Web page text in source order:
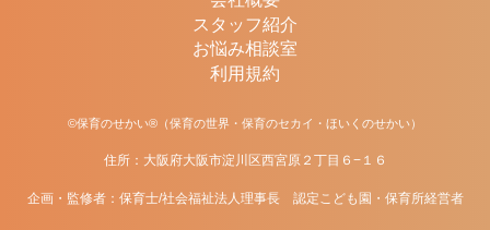
スタッフ紹介
お悩み相談室
利用規約
©保育のせかい®（保育の世界・保育のセカイ・ほいくのせかい）
住所：大阪府大阪市淀川区西宮原２丁目６−１６
企画・監修者：保育士/社会福祉法人理事長 認定こども園・保育所経営者